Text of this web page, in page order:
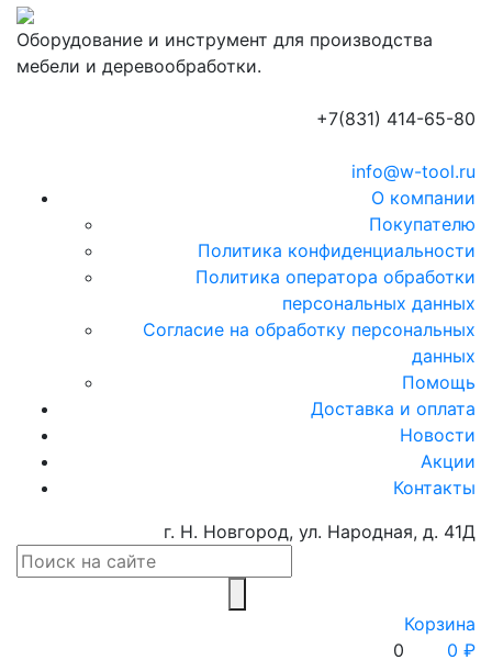
Оборудование и инструмент для производства
мебели и деревообработки.
+7(831) 414-65-80
info@w-tool.ru
О компании
Покупателю
Политика конфиденциальности
Политика оператора обработки
персональных данных
Согласие на обработку персональных
данных
Помощь
Доставка и оплата
Новости
Акции
Контакты
г. Н. Новгород, ул. Народная, д. 41Д
0
Корзина
0 ₽